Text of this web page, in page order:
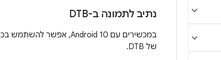
נתיב לתמונה ב-DTB
במכשירים עם Android 10, אפשר להשתמש בכלי
של DTB.